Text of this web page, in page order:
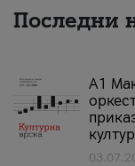
Последни
А1